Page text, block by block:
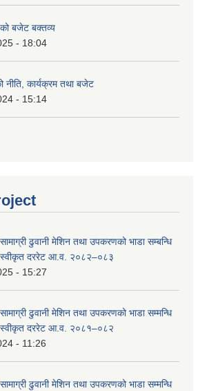
बजेट बक्तव्य
- 18:04
नीति, कार्यक्रम तथा बजेट
- 15:14
सामाग्री ढुवानी मेशिन तथा उपकरणको भाडा सम्बन्धि
स्वीकृत दररेट आ.व. २०८२–०८३
- 15:27
सामाग्री ढुवानी मेशिन तथा उपकरणको भाडा सम्मन्धि
स्वीकृत दररेट आ.व. २०८१–०८२
- 11:26
सामाग्री ढुवानी मेशिन तथा उपकरणको भाडा सम्मन्धि